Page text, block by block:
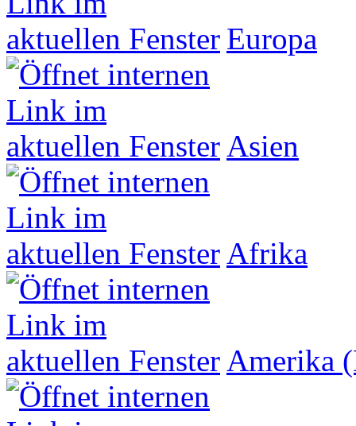
Europa
Asien
Afrika
Amerika